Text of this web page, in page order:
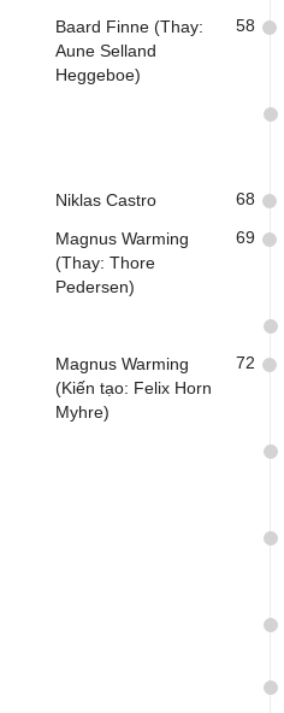
Baard Finne (Thay:
Aune Selland
Heggeboe)
58
Niklas Castro 68
Magnus Warming
(Thay: Thore
Pedersen)
69
Magnus Warming
(Kiến tạo: Felix Horn
Myhre)
72